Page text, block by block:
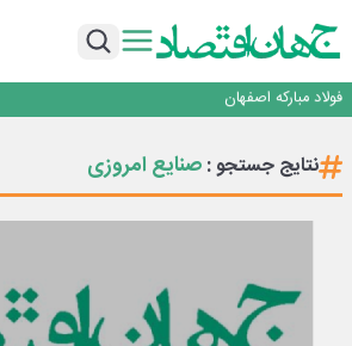
تداوم صعود مس در بازارهای جهانی؛ قیمت فلز سرخ از ۱۴هزار دلار در هر تن عبور کرد
فولاد مبارکه اصفهان
تجدیدپذیر با حضور استاندار اصفهان
گفتگو با کاوه معلمی، مدیر حسابداری مدیریت فولادسنگان
تداوم صعود مس در بازارهای جهانی؛ قیمت فلز سرخ از ۱۴هزار دلار در هر تن عبور کرد
نتایج جستجو :صنایع امروزی